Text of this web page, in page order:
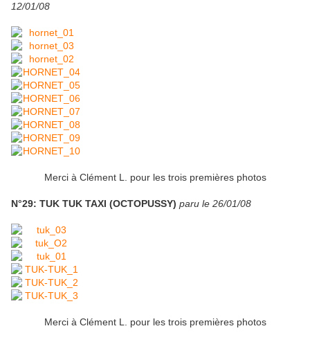
12/01/08
Merci à Clément L. pour les trois premières photos
N°29: TUK TUK TAXI (OCTOPUSSY) paru le 26/01/08
Merci à Clément L. pour les trois premières photos